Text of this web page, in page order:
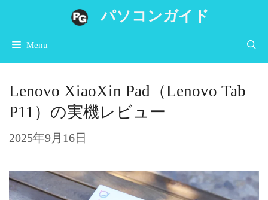
へ
ス
ッ
プ
パソコンガイド
Menu
Lenovo XiaoXin Pad（Lenovo Tab
P11）の実機レビュー
2025年9月16日